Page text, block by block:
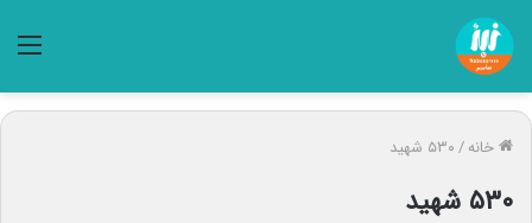
خانه/۵۳۰ شهید
۵۳۰ شهید